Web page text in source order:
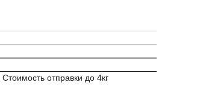
отправки до 4кг